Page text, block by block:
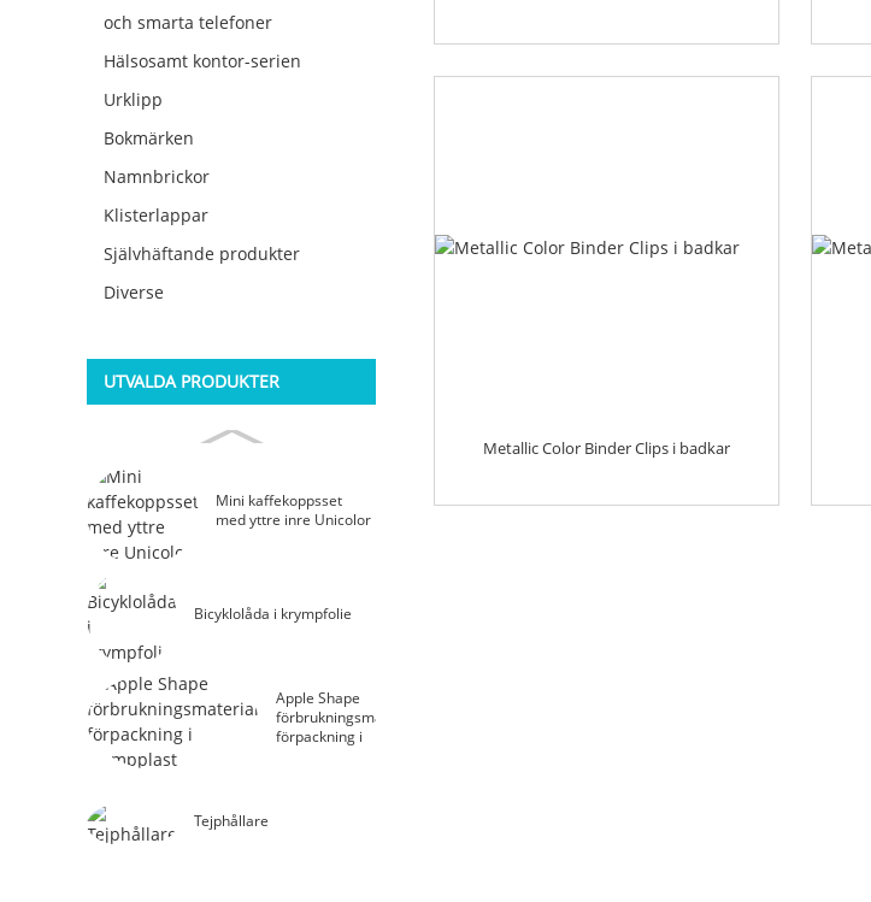
och smarta telefoner
Hälsosamt kontor-serien
Urklipp
Bokmärken
Namnbrickor
Klisterlappar
Självhäftande produkter
Diverse
UTVALDA PRODUKTER
Mini kaffekoppsset
med yttre inre Unicolor
Bicyklolåda i krympfolie
Apple Shape
förbrukningsmaterial
förpackning i
Tejphållare
Metallic Color Binder Clips i badkar